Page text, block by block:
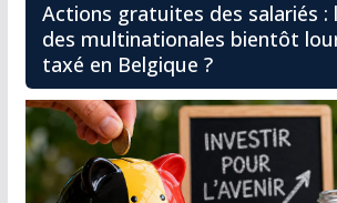
Actions gratuites des salariés :
des multinationales bientôt
taxé en Belgique ?